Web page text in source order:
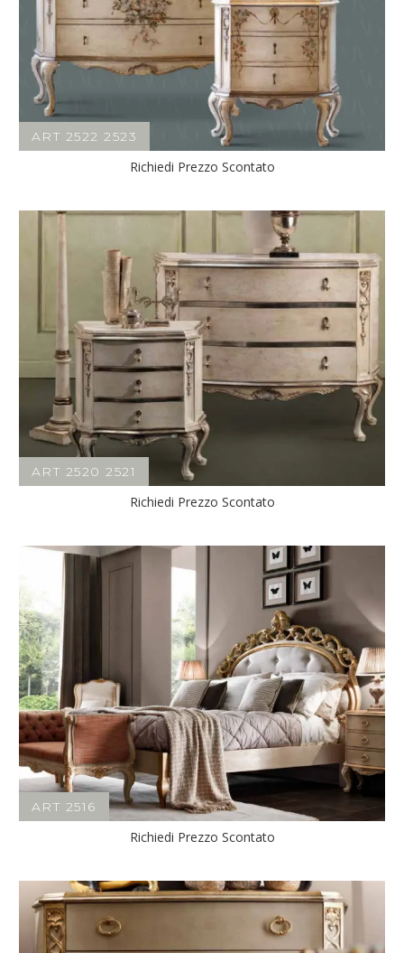
ART 2522 2523
Richiedi Prezzo Scontato
ART 2520 2521
Richiedi Prezzo Scontato
ART 2516
Richiedi Prezzo Scontato